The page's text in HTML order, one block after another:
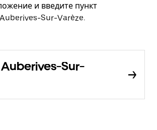
и введите пункт
Sur-Varèze.
Sur-